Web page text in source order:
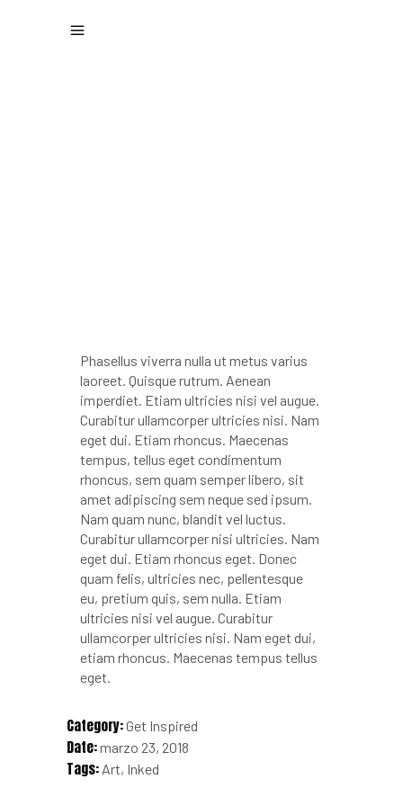
Phasellus viverra nulla ut metus varius
laoreet. Quisque rutrum. Aenean
imperdiet. Etiam ultricies nisi vel augue.
Curabitur ullamcorper ultricies nisi. Nam
eget dui. Etiam rhoncus. Maecenas
tempus, tellus eget condimentum
rhoncus, sem quam semper libero, sit
amet adipiscing sem neque sed ipsum.
Nam quam nunc, blandit vel luctus.
Curabitur ullamcorper nisi ultricies. Nam
eget dui. Etiam rhoncus eget. Donec
quam felis, ultricies nec, pellentesque
eu, pretium quis, sem nulla. Etiam
ultricies nisi vel augue. Curabitur
ullamcorper ultricies nisi. Nam eget dui,
etiam rhoncus. Maecenas tempus tellus
eget.
Category:Get Inspired
Date:marzo 23, 2018
Tags: Art Inked